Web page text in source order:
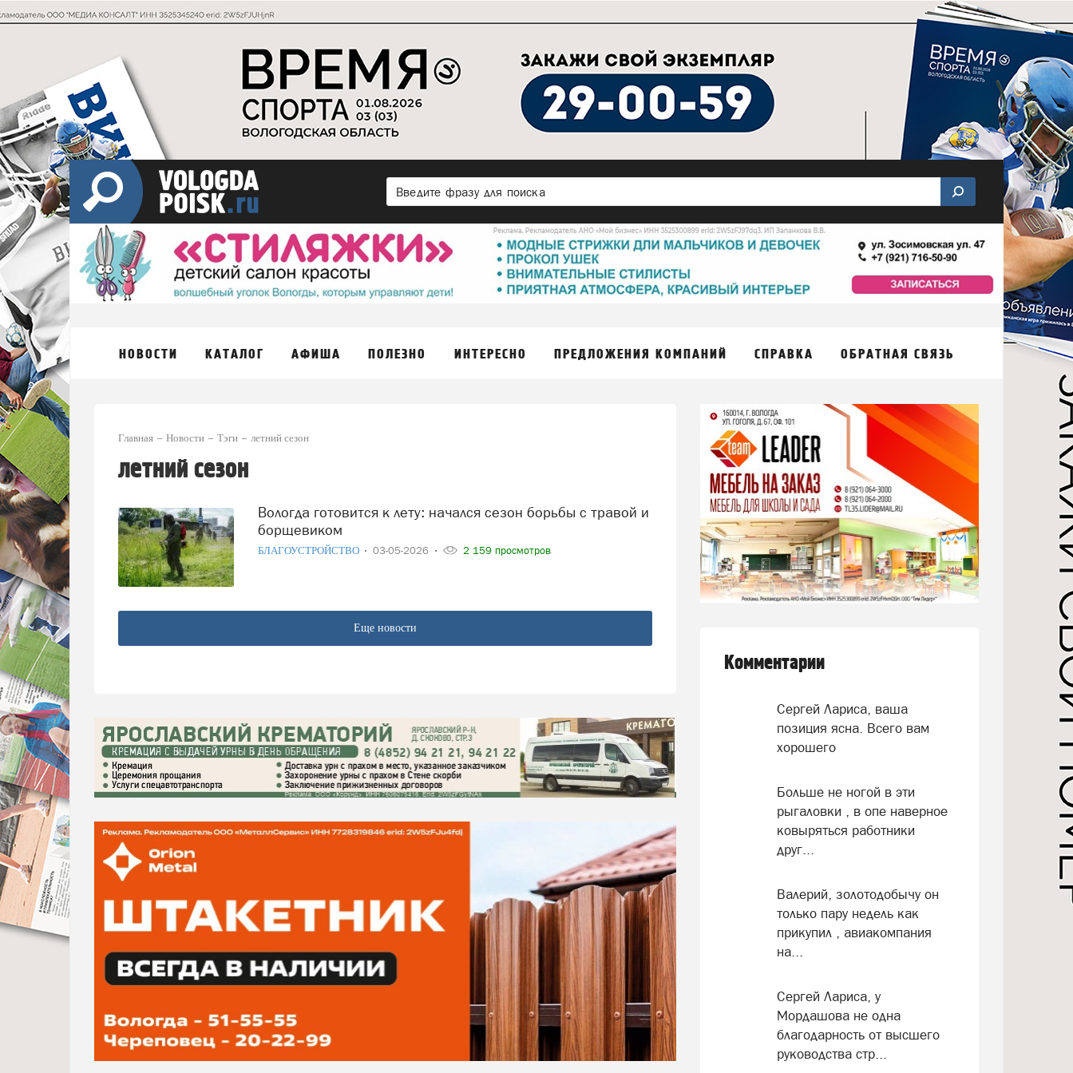
НОВОСТИ КАТАЛОГ АФИША ПОЛЕЗНО ИНТЕРЕСНО ПРЕДЛОЖЕНИЯ КОМПАНИЙ СПРАВКА ОБРАТНАЯ СВЯЗЬ
Главная Новости Тэги летний сезон
летний сезон
Вологда готовится к лету: начался сезон борьбы с травой и
борщевиком
БЛАГОУСТРОЙСТВО 03-05-2026 2 159 просмотров
Еще новости
Комментарии
Сергей Лариса, ваша
позиция ясна. Всего вам
хорошего
Больше не ногой в эти
рыгаловки , в опе наверное
ковыряться работники
друг...
Валерий, золотодобычу он
только пару недель как
прикупил , авиакомпания
на...
Сергей Лариса, у
Мордашова не одна
благодарность от высшего
руководства стр...